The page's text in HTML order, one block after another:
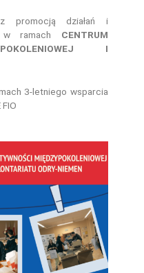
promocją działań i
w ramach CENTRUM
I
3-letniego wsparcia